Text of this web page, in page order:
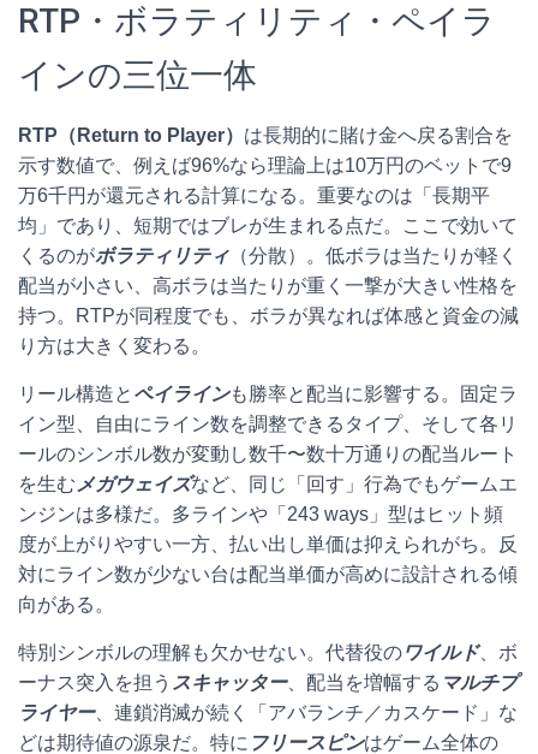
RTP・ボラティリティ・ペイラ
インの三位一体
RTP（Return to Player） は長期的に賭け金へ戻る割合を
示す数値で、例えば96%なら理論上は10万円のベットで9
万6千円が還元される計算になる。重要なのは「長期平
均」であり、短期ではブレが生まれる点だ。ここで効いて
くるのがボラティリティ （分散）。低ボラは当たりが軽く
配当が小さい、⾼ボラは当たりが重く一撃が大きい性格を
持つ。RTPが同程度でも、ボラが異なれば体感と資金の減
り方は大きく変わる。
リール構造と ペイラインも勝率と配当に影響する。固定ラ
イン型、自由にライン数を調整できるタイプ、そして各リ
ールのシンボル数が変動し数千〜数十万通りの配当ルート
を生む メガウェイズなど、同じ「回す」行為でもゲームエ
ンジンは多様だ。多ラインや「243 ways」型はヒット頻
度が上がりやすい一方、払い出し単価は抑えられがち。反
対にライン数が少ない台は配当単価が高めに設計される傾
向がある。
特別シンボルの理解も欠かせない。代替役のワイルド、ボ
ーナス突入を担う スキャッター、配当を増幅する マルチプ
ライヤー、連鎖消滅が続く「アバランチ／カスケード」な
どは期待値の源泉だ。特に フリースピンはゲーム全体の